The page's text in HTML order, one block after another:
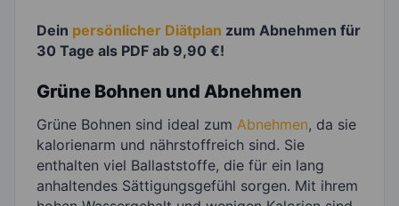
Dein persönlicher Diätplan zum Abnehmen für
30 Tage als PDF ab 9,90 €!
Grüne Bohnen und Abnehmen
Grüne Bohnen sind ideal zum Abnehmen, da sie
kalorienarm und nährstoffreich sind. Sie
enthalten viel Ballaststoffe, die für ein lang
anhaltendes Sättigungsgefühl sorgen. Mit ihrem